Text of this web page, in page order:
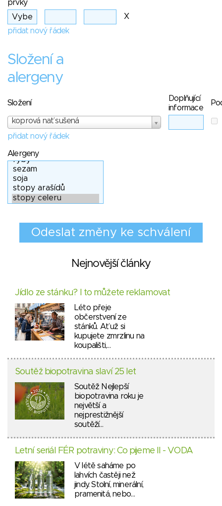
prvky
X
přidat nový řádek
Složení a
alergeny
Složení
Doplňující
informace
koprová nať sušená
přidat nový řádek
Alergeny
Nejnovější články
Jídlo ze stánku? I to můžete reklamovat
Léto přeje
občerstvení ze
stánků. Ať už si
kupujete zmrzlinu na
koupališti,…
Soutěž biopotravina slaví 25 let
Soutěž Nejlepší
biopotravina roku je
největší a
nejprestižnější
soutěží…
Letní seriál FÉR potraviny: Co pijeme II - VODA
V létě saháme po
lahvích častěji než
jindy. Stolní, minerální,
pramenitá, nebo…